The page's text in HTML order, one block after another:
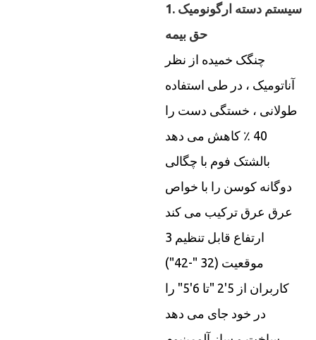
1. سیستم دسته ارگونومیک
حق بیمه
چنگک خمیده از نظر
آناتومیک ، در طی استفاده
طولانی ، خستگی دست را
40 ٪ کاهش می دهد
بالشتک فوم با چگالی
دوگانه کوسن را با خواص
عرق عرق ترکیب می کند
ارتفاع قابل تنظیم 3
موقعیت (32 "-42")
کاربران از 5'2 "تا 6'5" را
در خود جای می دهد